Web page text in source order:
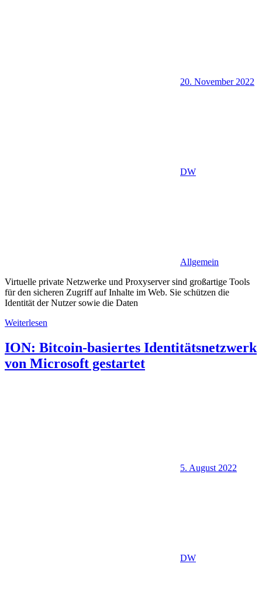
20. November 2022
DW
Allgemein
Virtuelle private Netzwerke und Proxyserver sind großartige Tools
für den sicheren Zugriff auf Inhalte im Web. Sie schützen die
Identität der Nutzer sowie die Daten
Weiterlesen
ION: Bitcoin-basiertes Identitätsnetzwerk
von Microsoft gestartet
5. August 2022
DW